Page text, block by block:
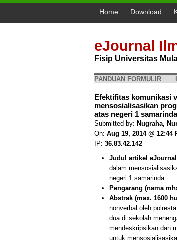
Home Download
eJournal
Fisip Universitas
PANDUAN FORMULIR
Efektifitas komunikasi
mensosialisasikan
atas negeri 1
Submitted by: Nugraha,
On: Aug 19, 2014 @ 12:44
IP: 36.83.42.142
Judul artikel
dalam
negeri 1 samarinda
Pengarang (nama
Abstrak (max. 1600
nonverbal oleh
dua di sekolah
mendeskripsikan dan
untuk